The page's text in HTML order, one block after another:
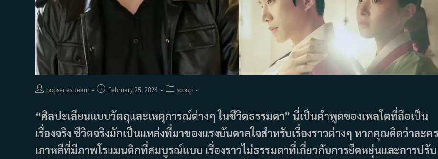
Postpopseries_team
PostFebruary 25, 2024
Postscoop
“ศิลปะเลียนแบบวัตถุและเหตุการณ์ต่างๆ ในชีวิตธรรมดา” นี่เป็นคำพูดของเพลโตที่ถือเป็น
เรื่องจริง ชีวิตจริงมักเป็นแหล่งที่มาของแรงบันดาลใจสำหรับเรื่องราวต่างๆ หากคุณคิดว่าละคร
เกาหลีที่มีภาพโรแมนติกที่สมบูรณ์แบบ เรื่องราวไม่ธรรมดาที่เกี่ยวกับการยืดหยุ่นและการปรับ